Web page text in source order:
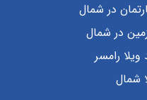
در شمال
در شمال
رامسر
شمال